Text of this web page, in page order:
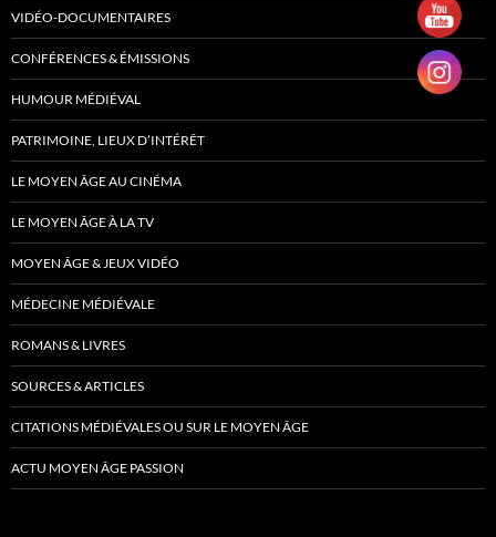
VIDÉO-DOCUMENTAIRES
CONFÉRENCES & ÉMISSIONS
HUMOUR MÉDIÉVAL
PATRIMOINE, LIEUX D’INTÉRÊT
LE MOYEN ÂGE AU CINÉMA
LE MOYEN ÂGE À LA TV
MOYEN ÂGE & JEUX VIDÉO
MÉDECINE MÉDIÉVALE
ROMANS & LIVRES
SOURCES & ARTICLES
CITATIONS MÉDIÉVALES OU SUR LE MOYEN ÂGE
ACTU MOYEN ÂGE PASSION